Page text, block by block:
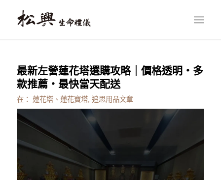
最新左營蓮花塔選購攻略｜價格透明・多
款推薦・最快當天配送
在： 蓮花塔、蓮花寶塔, 追思用品文章